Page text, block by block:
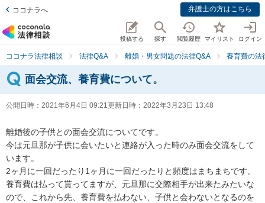
ココナラへ 弁護士の方はこちら
投稿する 探す 閲覧履歴 マイリスト ログイン
ココナラ法律相談 法律Q&A 離婚・男女問題の法律Q&A 養育費の法
面会交流、養育費について。
公開日時： 2021年6月4日 09:21更新日時： 2022年3月23日 13:48
離婚後の子供との面会交流についてです。
今は元旦那が子供に会いたいと連絡が入った時のみ面会交流をして
います。
2ヶ月に一回だったり1ヶ月に一回だったりと頻度はまちまちです。
養育費は払って貰ってますが、元旦那に交際相手が出来たみたいな
ので、これから先、養育費を払わない、子供と会わないとなるのを